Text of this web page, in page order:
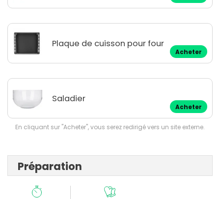
Plaque de cuisson pour four
Acheter
Saladier
Acheter
En cliquant sur "Acheter", vous serez redirigé vers un site externe.
Préparation